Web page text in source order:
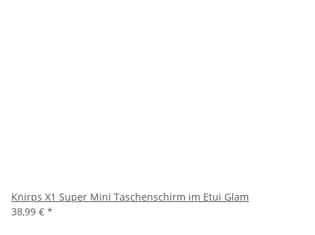
Knirps X1 Super Mini Taschenschirm im Etui Glam
38,99 € *